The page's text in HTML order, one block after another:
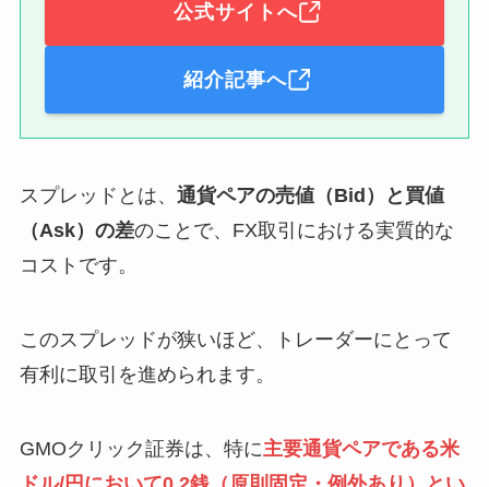
公式サイトへ
紹介記事へ
スプレッドとは、 通貨ペアの売値（Bid）と買値
（Ask）の差のことで、FX取引における実質的な
コストです。
このスプレッドが狭いほど、トレーダーにとって
有利に取引を進められます。
GMOクリック証券は、特に主要通貨ペアである米